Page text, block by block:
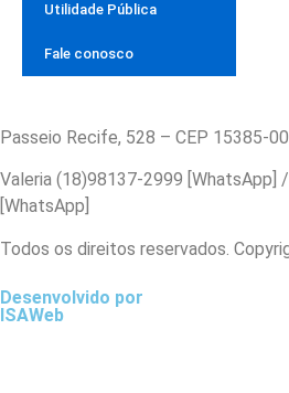
Utilidade Pública
Fale conosco
Passeio Recife, 528 – CEP 15385-
Valeria (18)98137-2999 [WhatsApp]
[WhatsApp]
Todos os direitos reservados.
Desenvolvido por
ISAWeb